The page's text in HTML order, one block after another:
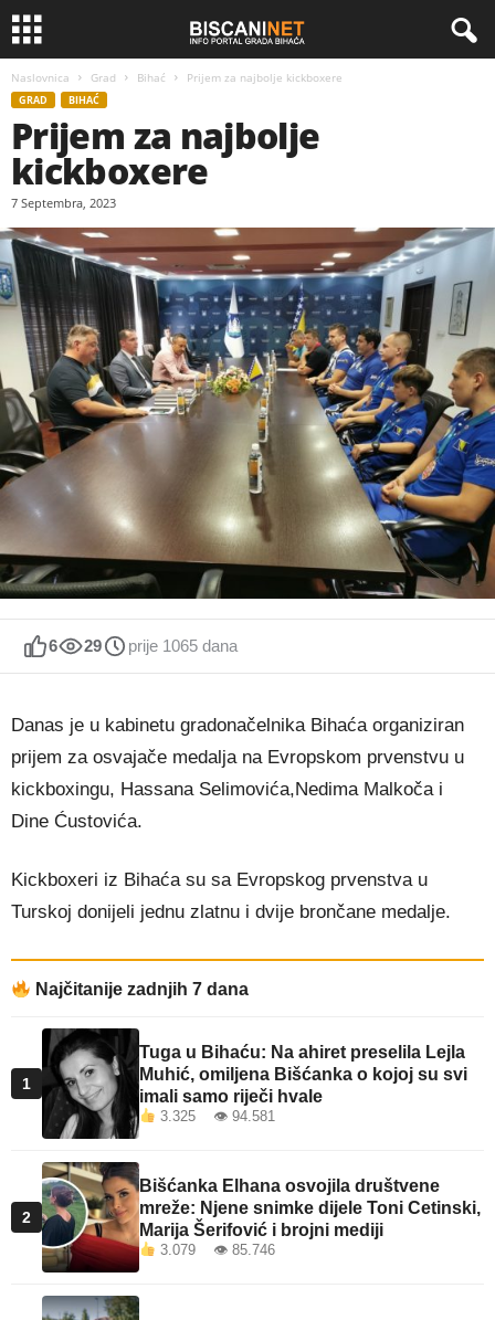
Naslovnica Grad Bihać Prijem za najbolje kickboxere
GRAD BIHAĆ
Prijem za najbolje
kickboxere
7 Septembra, 2023
6 29 prije 1065 dana
Danas je u kabinetu gradonačelnika Bihaća organiziran
prijem za osvajače medalja na Evropskom prvenstvu u
kickboxingu, Hassana Selimovića,Nedima Malkoča i
Dine Ćustovića.
Kickboxeri iz Bihaća su sa Evropskog prvenstva u
Turskoj donijeli jednu zlatnu i dvije brončane medalje.
Najčitanije zadnjih 7 dana
1
Tuga u Bihaću: Na ahiret preselila Lejla
Muhić, omiljena Bišćanka o kojoj su svi
imali samo riječi hvale
3.325 👁 94.581
2
Bišćanka Elhana osvojila društvene
mreže: Njene snimke dijele Toni Cetinski,
Marija Šerifović i brojni mediji
3.079 👁 85.746